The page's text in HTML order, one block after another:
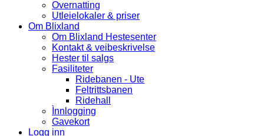
Overnatting
Utleielokaler & priser
Om Blixland
Om Blixland Hestesenter
Kontakt & veibeskrivelse
Hester til salgs
Fasiliteter
Ridebanen - Ute
Feltrittsbanen
Ridehall
Ìnnlogging
Gavekort
Logg inn